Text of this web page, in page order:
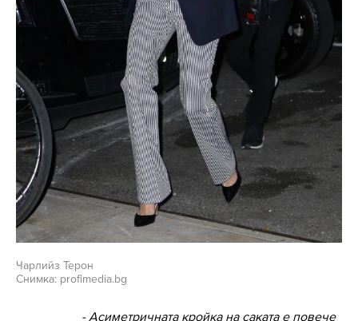
Чарлийз Терон
Снимка: profimedia.bg
- Асиметричната кройка на саката е повече